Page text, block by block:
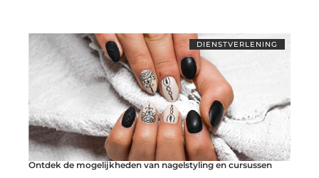
DIENSTVERLENING
Ontdek de mogelijkheden van nagelstyling en cursussen